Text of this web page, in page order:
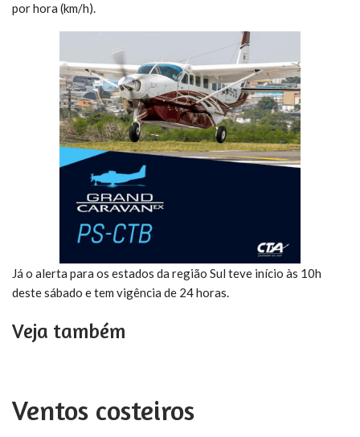
por hora (km/h).
Já o alerta para os estados da região Sul teve início às 10h
deste sábado e tem vigência de 24 horas.
Veja também
Ventos costeiros